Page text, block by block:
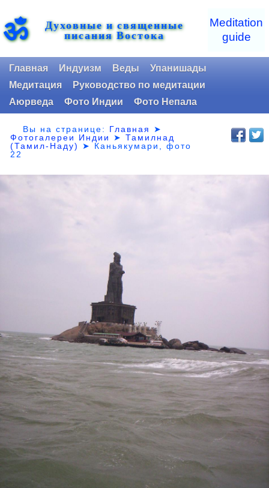
ॐ Духовные и священные
писания Востока
Meditation
guide
Главная Индуизм Веды
Упанишады
Медитация
Руководство по медитации
Аюрведа
Фото Индии Фото Непала
Вы на странице: Главная
➤
Фотогалереи Индии
➤Тамилнад
(Тамил-Наду)
➤ Каньякумари, фото
22